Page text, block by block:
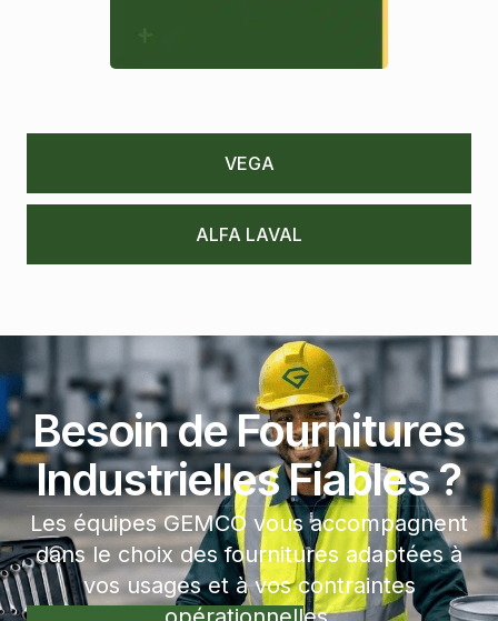
VEGA
ALFA LAVAL
Besoin de Fournitures
Industrielles Fiables ?
Les équipes GEMCO vous accompagnent
dans le choix des fournitures adaptées à
vos usages et à vos contraintes